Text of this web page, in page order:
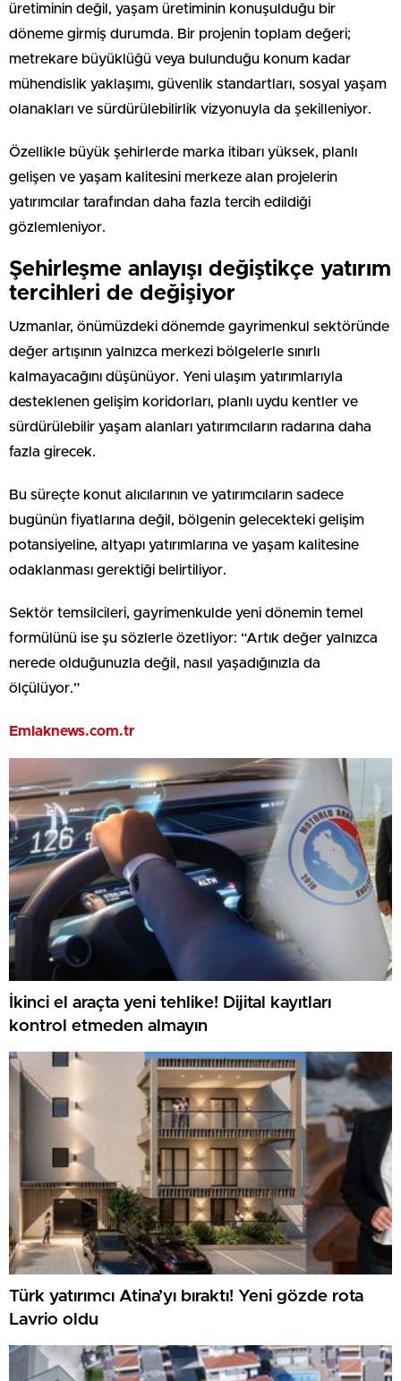
üretiminin değil, yaşam üretiminin konuşulduğu bir
döneme girmiş durumda. Bir projenin toplam değeri;
metrekare büyüklüğü veya bulunduğu konum kadar
mühendislik yaklaşımı, güvenlik standartları, sosyal yaşam
olanakları ve sürdürülebilirlik vizyonuyla da şekilleniyor.
Özellikle büyük şehirlerde marka itibarı yüksek, planlı
gelişen ve yaşam kalitesini merkeze alan projelerin
yatırımcılar tarafından daha fazla tercih edildiği
gözlemleniyor.
Şehirleşme anlayışı değiştikçe yatırım
tercihleri de değişiyor
Uzmanlar, önümüzdeki dönemde gayrimenkul sektöründe
değer artışının yalnızca merkezi bölgelerle sınırlı
kalmayacağını düşünüyor. Yeni ulaşım yatırımlarıyla
desteklenen gelişim koridorları, planlı uydu kentler ve
sürdürülebilir yaşam alanları yatırımcıların radarına daha
fazla girecek.
Bu süreçte konut alıcılarının ve yatırımcıların sadece
bugünün fiyatlarına değil, bölgenin gelecekteki gelişim
potansiyeline, altyapı yatırımlarına ve yaşam kalitesine
odaklanması gerektiği belirtiliyor.
Sektör temsilcileri, gayrimenkulde yeni dönemin temel
formülünü ise şu sözlerle özetliyor: “Artık değer yalnızca
nerede olduğunuzla değil, nasıl yaşadığınızla da
ölçülüyor.”
Emlaknews.com.tr
İkinci el araçta yeni tehlike! Dijital kayıtları
kontrol etmeden almayın
Türk yatırımcı Atina’yı bıraktı! Yeni gözde rota
Lavrio oldu